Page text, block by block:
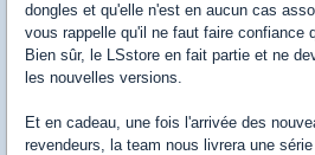
dongles et qu'elle n'est en aucun cas
vous rappelle qu'il ne faut faire confiance
Bien sûr, le LSstore en fait partie et ne
les nouvelles versions.
Et en cadeau, une fois l'arrivée des
revendeurs, la team nous livrera une